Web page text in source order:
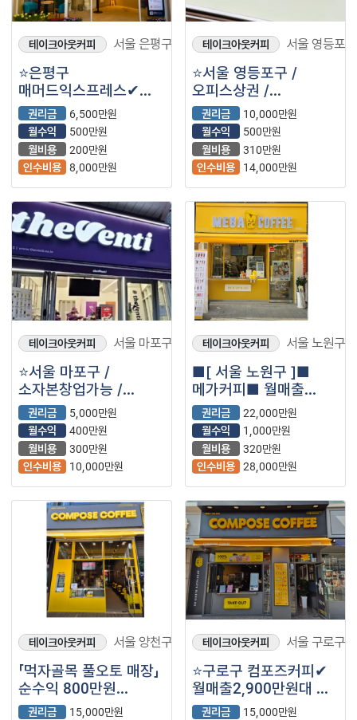
테이크아웃커피 서울 은평구
⭐은평구
매머드익스프레스✔
소자본추천✔
월매출1,900만원대 ✔
월수익500만원 내외
권리금
6,500만원
월수익
500만원
월비용
200만원
인수비용 8,000만원
테이크아웃커피 서울 영등포구
⭐️서울 영등포구 /
오피스상권 /
워라벨좋음 / ＂
매머드익스프레스＂
매머드커피⭐️
권리금
10,000만원
월수익
500만원
월비용
310만원
인수비용
14,000만원
테이크아웃커피 서울 마포구
⭐️서울 마포구 /
소자본창업가능 /
배후세대많은 주거상권
/ ＂더벤티＂⭐️
권리금
5,000만원
월수익
400만원
월비용
300만원
인수비용
10,000만원
테이크아웃커피 서울 노원구
■[ 서울 노원구 ]■
메가커피■ 월매출
3,500만원 나오는매장
나왔습니다.■
권리금
22,000만원
월수익
1,000만원
월비용
320만원
인수비용 28,000만원
테이크아웃커피 서울 양천구
「먹자골목 풀오토 매장」
순수익 800만원
【컴포즈커피】
권리금
15,000만원
테이크아웃커피 서울 구로구
⭐구로구 컴포즈커피✔
월매출2,900만원대 ✔
월수익900만원대
권리금
15,000만원